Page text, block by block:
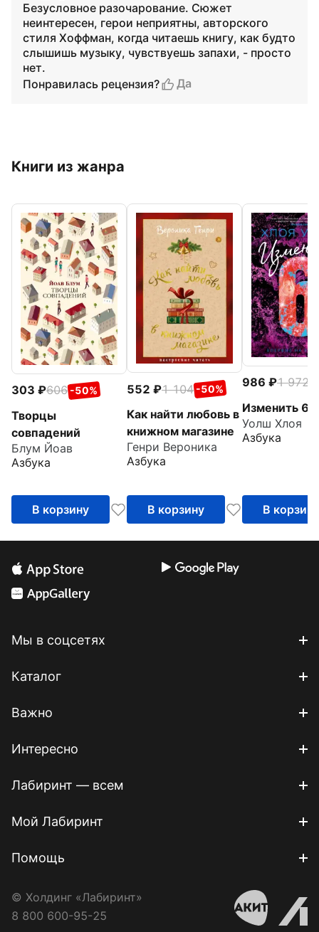
Безусловное разочарование. Сюжет
неинтересен, герои неприятны, авторского
стиля Хоффман, когда читаешь книгу, как будто
слышишь музыку, чувствуешь запахи, - просто
нет.
Понравилась рецензия?
Да
Книги из жанра
303 606 -50%
Творцы
совпадений
Блум Йоав
Азбука
В корзину
552 1 104 -50%
Как найти любовь в
книжном магазине
Генри Вероника
Азбука
В корзину
986 1 972
Изменить 6-
Уолш Хлоя
Азбука
В корзину
Мы в соцсетях
Каталог
Важно
Интересно
Лабиринт — всем
Мой Лабиринт
Помощь
© Холдинг «Лабиринт»
8 800 600-95-25